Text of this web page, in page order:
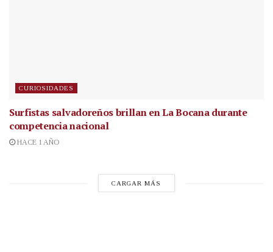
CURIOSIDADES
Surfistas salvadoreños brillan en La Bocana durante
competencia nacional
HACE 1 AÑO
CARGAR MÁS